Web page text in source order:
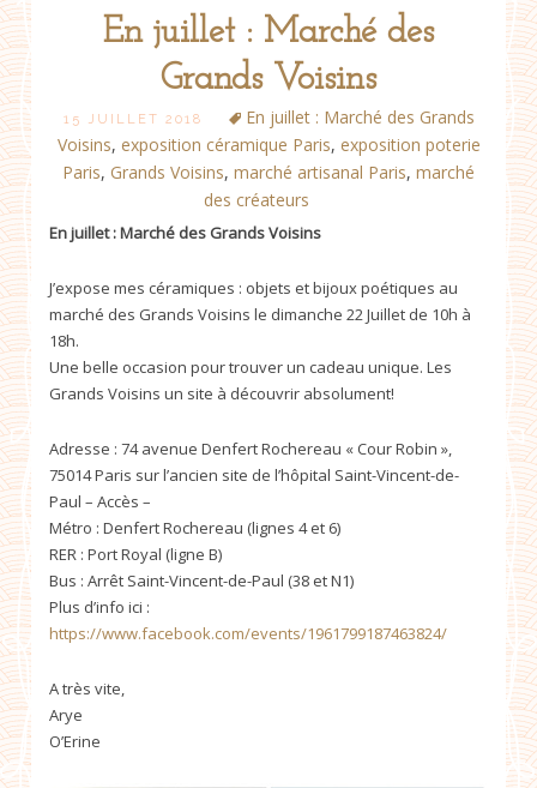
En juillet : Marché des
Grands Voisins
15 JUILLET 2018
En juillet : Marché des Grands
Voisins, exposition céramique Paris, exposition poterie
Paris, Grands Voisins, marché artisanal Paris, marché
des créateurs
En juillet : Marché des Grands Voisins
J’expose mes céramiques : objets et bijoux poétiques au
marché des Grands Voisins le dimanche 22 Juillet de 10h à
18h.
Une belle occasion pour trouver un cadeau unique. Les
Grands Voisins un site à découvrir absolument!
Adresse : 74 avenue Denfert Rochereau « Cour Robin »,
75014 Paris sur l’ancien site de l’hôpital Saint-Vincent-de-
Paul – Accès –
Métro : Denfert Rochereau (lignes 4 et 6)
RER : Port Royal (ligne B)
Bus : Arrêt Saint-Vincent-de-Paul (38 et N1)
Plus d’info ici :
https://www.facebook.com/events/1961799187463824/
A très vite,
Arye
O’Erine